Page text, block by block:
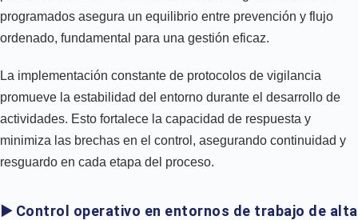
programados asegura un equilibrio entre prevención y flujo
ordenado, fundamental para una gestión eficaz.
La implementación constante de protocolos de vigilancia
promueve la estabilidad del entorno durante el desarrollo de
actividades. Esto fortalece la capacidad de respuesta y
minimiza las brechas en el control, asegurando continuidad y
resguardo en cada etapa del proceso.
▶️ Control operativo en entornos de trabajo de alta